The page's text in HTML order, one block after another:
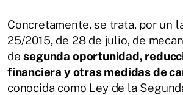
Concretamente, se trata, por un
25/2015, de 28 de julio, de
desegunda oportunidad,
financiera y otras medidas de
conocida como Ley de la